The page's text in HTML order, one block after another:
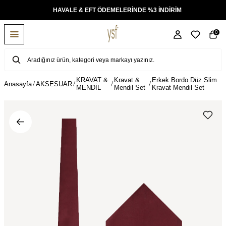
HAVALE & EFT ÖDEMELERİNDE %3 İNDİRİM
0
Anasayfa AKSESUAR
KRAVAT &
MENDİL
Kravat &
Mendil Set
Erkek Bordo Düz Slim
Kravat Mendil Set